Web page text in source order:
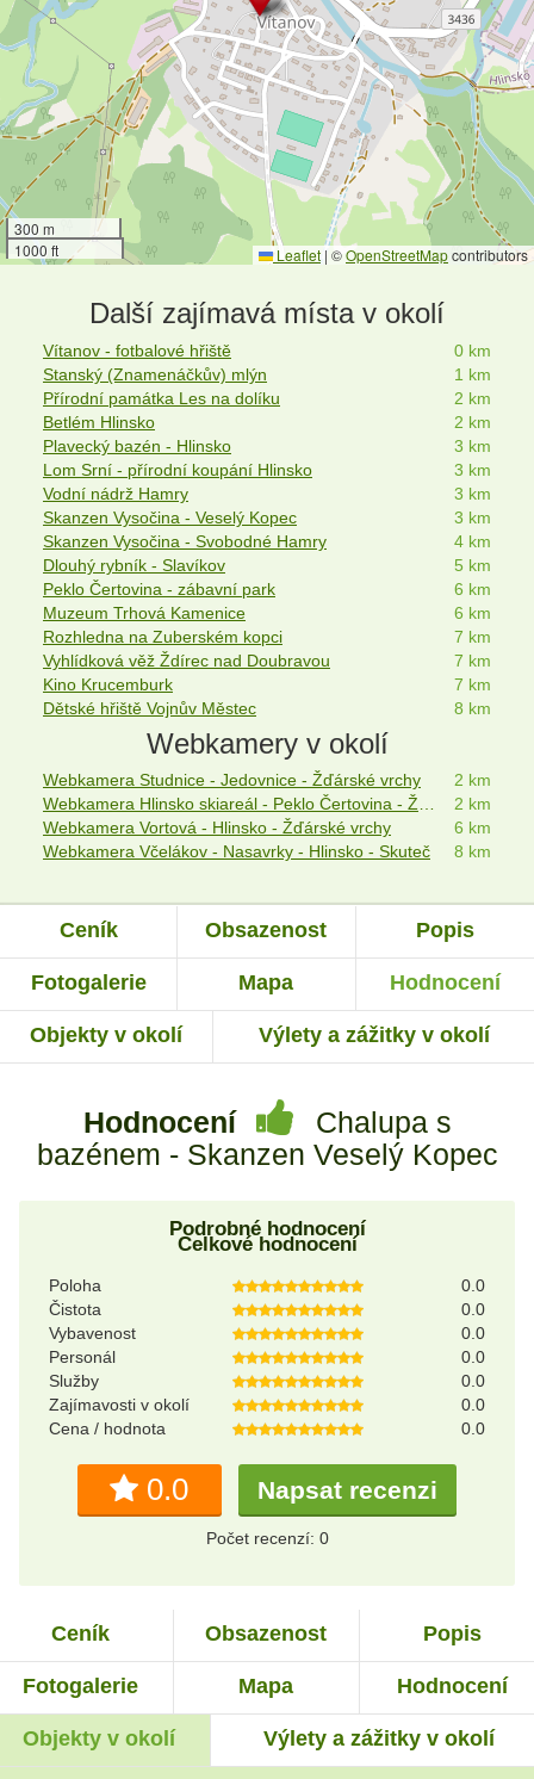
300 m
1000 ft
Leaflet | ©OpenStreetMapcontributors
Další zajímavá místa v okolí
Vítanov - fotbalové hřiště
0 km
Stanský (Znamenáčkův) mlýn
1 km
Přírodní památka Les na dolíku
2 km
Betlém Hlinsko
2 km
Plavecký bazén - Hlinsko
3 km
Lom Srní - přírodní koupání Hlinsko
3 km
Vodní nádrž Hamry
3 km
Skanzen Vysočina - Veselý Kopec
3 km
Skanzen Vysočina - Svobodné Hamry
4 km
Dlouhý rybník - Slavíkov
5 km
Peklo Čertovina - zábavní park
6 km
Muzeum Trhová Kamenice
6 km
Rozhledna na Zuberském kopci
7 km
Vyhlídková věž Ždírec nad Doubravou
7 km
Kino Krucemburk
7 km
Dětské hřiště Vojnův Městec
8 km
Webkamery v okolí
Webkamera Studnice - Jedovnice - Žďárské vrchy
2 km
2 km
Webkamera Vortová - Hlinsko - Žďárské vrchy
6 km
Webkamera Včelákov - Nasavrky - Hlinsko - Skuteč
8 km
Ceník Obsazenost Popis
Fotogalerie Mapa Hodnocení
Objekty v okolí Výlety a zážitky v okolí
Hodnocení
Chalupa s
bazénem - Skanzen Veselý Kopec
Podrobné hodnocení
Celkové hodnocení
Poloha
0.0
Čistota
0.0
Vybavenost
0.0
Personál
0.0
Služby
0.0
Zajímavosti v okolí
0.0
Cena / hodnota
0.0
0.0 Napsat recenzi
Počet recenzí: 0
Ceník Obsazenost Popis
Fotogalerie Mapa Hodnocení
Objekty v okolí Výlety a zážitky v okolí